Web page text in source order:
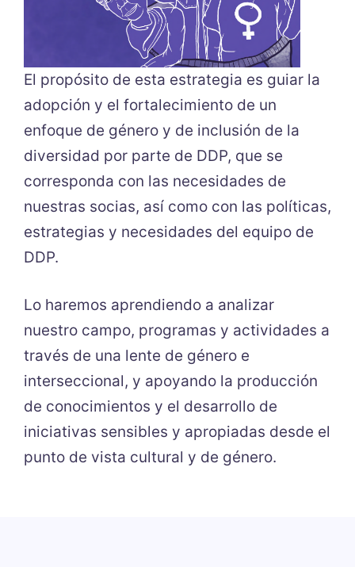
El propósito de esta estrategia es guiar la
adopción y el fortalecimiento de un
enfoque de género y de inclusión de la
diversidad por parte de DDP, que se
corresponda con las necesidades de
nuestras socias, así como con las políticas,
estrategias y necesidades del equipo de
DDP.
Lo haremos aprendiendo a analizar
nuestro campo, programas y actividades a
través de una lente de género e
interseccional, y apoyando la producción
de conocimientos y el desarrollo de
iniciativas sensibles y apropiadas desde el
punto de vista cultural y de género.